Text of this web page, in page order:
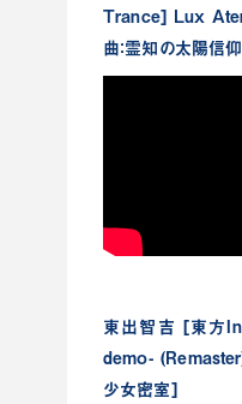
Trance] Lux
曲：霊知の太陽
東出智吉 [東方
demo-
少女密室]